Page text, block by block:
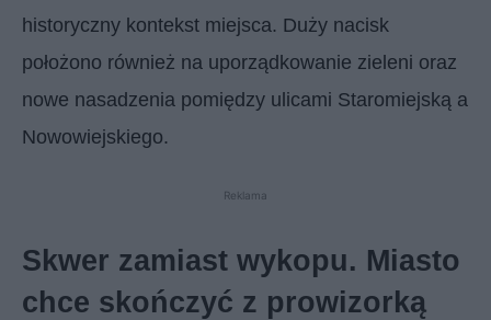
historyczny kontekst miejsca. Duży nacisk
położono również na uporządkowanie zieleni oraz
nowe nasadzenia pomiędzy ulicami Staromiejską a
Nowowiejskiego.
Reklama
Skwer zamiast wykopu. Miasto
chce skończyć z prowizorką